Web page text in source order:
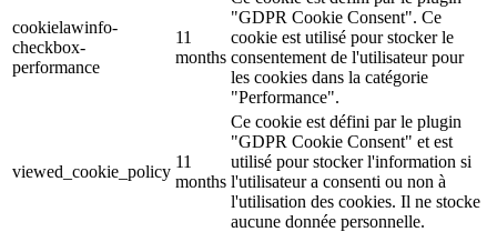
cookielawinfo-
checkbox-
performance
11
months
"GDPR Cookie Consent". Ce
cookie est utilisé pour stocker le
consentement de l'utilisateur pour
les cookies dans la catégorie
"Performance".
viewed_cookie_policy
11
months
Ce cookie est défini par le plugin
"GDPR Cookie Consent" et est
utilisé pour stocker l'information si
l'utilisateur a consenti ou non à
l'utilisation des cookies. Il ne stocke
aucune donnée personnelle.